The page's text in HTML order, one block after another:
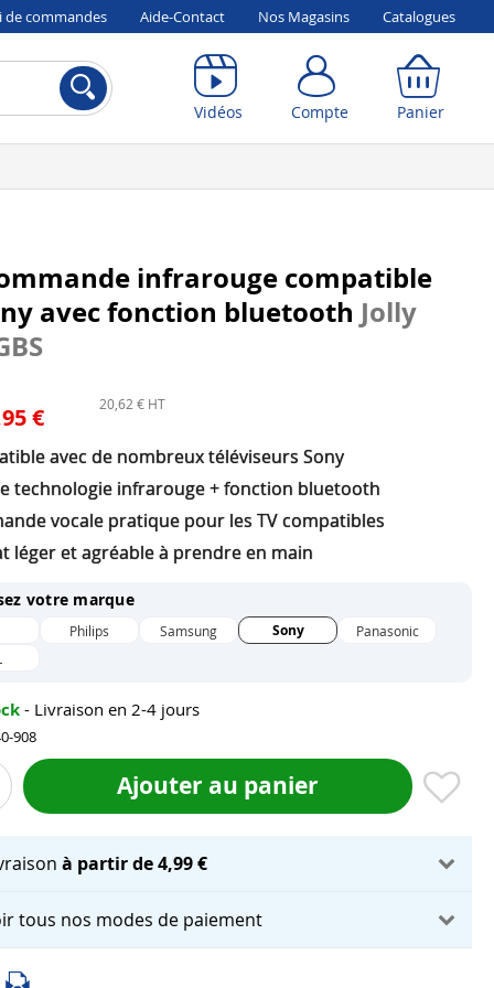
de commandes Aide-Contact Nos Magasins Catalogues
Vidéos Compte Panier
infrarouge compatible
avec fonction bluetooth Jolly
€ 20,62 € HT
avec de nombreux téléviseurs Sony
technologie infrarouge + fonction bluetooth
vocale pratique pour les TV compatibles
léger et agréable à prendre en main
votre marque
Philips Samsung Sony
Panasonic
- Livraison en 2-4 jours
908
Ajouter au panier
à partir de 4,99 €
tous nos modes de paiement
Compte Panier